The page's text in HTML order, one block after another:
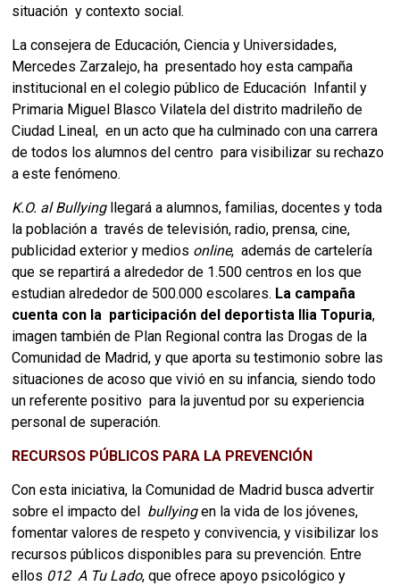
situación  y contexto social.
La consejera de Educación, Ciencia y Universidades,
Mercedes Zarzalejo, ha  presentado hoy esta campaña
institucional en el colegio público de Educación  Infantil y
Primaria Miguel Blasco Vilatela del distrito madrileño de
Ciudad Lineal,  en un acto que ha culminado con una carrera
de todos los alumnos del centro  para visibilizar su rechazo
a este fenómeno.
K.O. al Bullying llegará a alumnos, familias, docentes y toda
la población a  través de televisión, radio, prensa, cine,
publicidad exterior y medios online,  además de cartelería
que se repartirá a alrededor de 1.500 centros en los que
estudian alrededor de 500.000 escolares. La campaña
cuenta con la  participación del deportista Ilia Topuria,
imagen también de Plan Regional contra las Drogas de la
Comunidad de Madrid, y que aporta su testimonio sobre las
situaciones de acoso que vivió en su infancia, siendo todo
un referente positivo  para la juventud por su experiencia
personal de superación.
RECURSOS PÚBLICOS PARA LA PREVENCIÓN
Con esta iniciativa, la Comunidad de Madrid busca advertir
sobre el impacto del bullying en la vida de los jóvenes,
fomentar valores de respeto y convivencia, y visibilizar los
recursos públicos disponibles para su prevención. Entre
ellos 012  A Tu Lado, que ofrece apoyo psicológico y